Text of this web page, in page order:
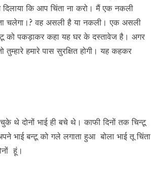
कि आप चिंता ना करो। मैं एक नकली
चलेगा।? वह असली है या नकली। एक असली
को पकड़ाकर कहा यह घर के दस्तावेज है। अगर
तुम्हारे हमारे पास सुरक्षित होगी। यह कहकर
थे दोनों भाई ही बचे थे। काफी दिनों तक चिन्टू
बन्टू को गले लगाता हुआ बोला भाई तू चिंता
हूं।